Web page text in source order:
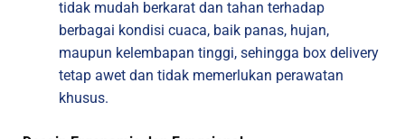
tidak mudah berkarat dan tahan terhadap
berbagai kondisi cuaca, baik panas, hujan,
maupun kelembapan tinggi, sehingga box delivery
tetap awet dan tidak memerlukan perawatan
khusus.